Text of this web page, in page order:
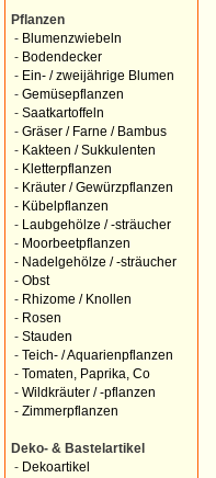
Pflanzen
- Blumenzwiebeln
- Bodendecker
- Ein- / zweijährige Blumen
- Gemüsepflanzen
- Saatkartoffeln
- Gräser / Farne / Bambus
- Kakteen / Sukkulenten
- Kletterpflanzen
- Kräuter / Gewürzpflanzen
- Kübelpflanzen
-
Laubgehölze / -sträucher
- Moorbeetpflanzen
- Nadelgehölze / -sträucher
- Obst
- Rhizome / Knollen
- Rosen
- Stauden
- Teich- / Aquarienpflanzen
- Tomaten, Paprika, Co
- Wildkräuter / -pflanzen
- Zimmerpflanzen
Deko- & Bastelartikel
- Dekoartikel